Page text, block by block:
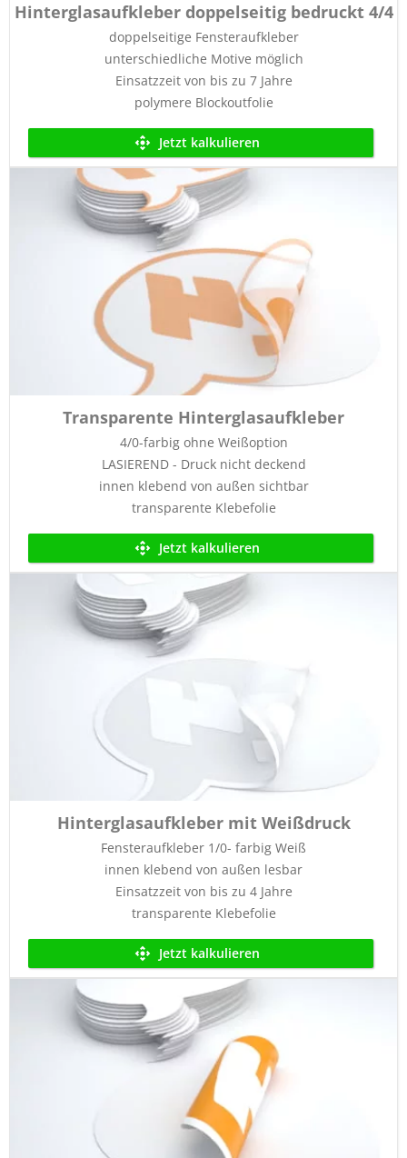
Hinterglasaufkleber doppelseitig bedruckt 4/4
doppelseitige Fensteraufkleber
unterschiedliche Motive möglich
Einsatzzeit von bis zu 7 Jahre
polymere Blockoutfolie
Jetzt kalkulieren
Transparente Hinterglasaufkleber
4/0-farbig ohne Weißoption
LASIEREND - Druck nicht deckend
innen klebend von außen sichtbar
transparente Klebefolie
Jetzt kalkulieren
Hinterglasaufkleber mit Weißdruck
Fensteraufkleber 1/0- farbig Weiß
innen klebend von außen lesbar
Einsatzzeit von bis zu 4 Jahre
transparente Klebefolie
Jetzt kalkulieren